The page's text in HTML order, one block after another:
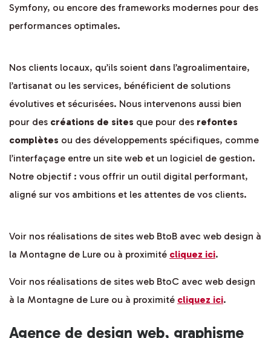
Symfony, ou encore des frameworks modernes pour des
performances optimales.
Nos clients locaux, qu’ils soient dans l’agroalimentaire,
l’artisanat ou les services, bénéficient de solutions
évolutives et sécurisées. Nous intervenons aussi bien
pour des créations de sites que pour des refontes
complètes ou des développements spécifiques, comme
l’interfaçage entre un site web et un logiciel de gestion.
Notre objectif : vous offrir un outil digital performant,
aligné sur vos ambitions et les attentes de vos clients.
Voir nos réalisations de sites web BtoB avec web design à
la Montagne de Lure ou à proximité cliquez ici.
Voir nos réalisations de sites web BtoC avec web design
à la Montagne de Lure ou à proximité cliquez ici.
Agence de design web, graphisme